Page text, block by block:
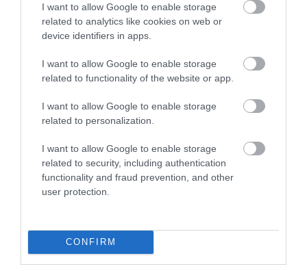
I want to allow Google to enable storage
related to analytics like cookies on web or
device identifiers in apps.
I want to allow Google to enable storage
related to functionality of the website or app.
I want to allow Google to enable storage
related to personalization.
I want to allow Google to enable storage
related to security, including authentication
functionality and fraud prevention, and other
user protection.
CONFIRM
A Citadella a tervek szerint 2026. március
15-én, az 1848-as forradalom évfordulóján
Olvasd el ezt is!
Egy új tanulmány szerint Budapest
Európa legjobb gasztrovárosa
250 ezer forint alá esett a budapesti
albérletek átlagára
Budapest egyik legkedveltebb olasz
éttermének „kistestvére” lett: itt az
Nyitókép: ugurceylan/Shutterstock.com